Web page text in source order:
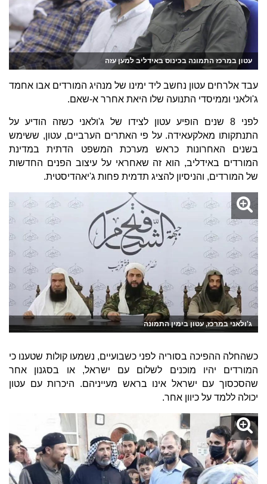
עטון במרכז התמונה בכינוס באידליב למען עזה
עבד אלרחים עטון נחשב ליד ימינו של מנהיג המורדים אבו אחמד
ג'ולאני וממיסדי התנועה שלו היאת אחרר א-שאם.
לפני 8 שנים הופיע עטון לצידו של ג'ולאני כשזה הודיע על
התנתקותו מאלקעאידה. על פי האתרים הערביים, עטון, ששימש
בשנים האחרונות כראש מערכת המשפט הדתית במדינת
המורדים באידליב, הוא זה שאחראי על עיצוב הפנים החדשות
של המורדים, והניסיון להציג תדמית פחות ג'יאהדיסטית.
ג'ולאני במרכז, עטון בימין התמונה
כשהחלה ההפיכה בסוריה לפני כשבועיים, נשמעו קולות שטענו כי
המורדים יהיו מוכנים לשלום עם ישראל, או בסגנון אחר
שהסכסוך עם ישראל אינו בראש מעייניהם. היכרות עם עטון
יכולה ללמד על כיוון אחר.